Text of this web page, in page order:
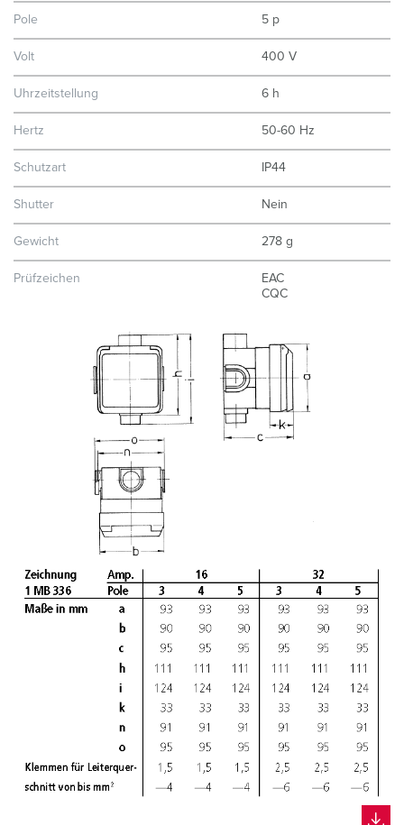
Pole 5 p
Volt 400 V
Uhrzeitstellung 6 h
Hertz 50-60 Hz
Schutzart IP44
Shutter Nein
Gewicht 278 g
Prüfzeichen
EAC
CQC